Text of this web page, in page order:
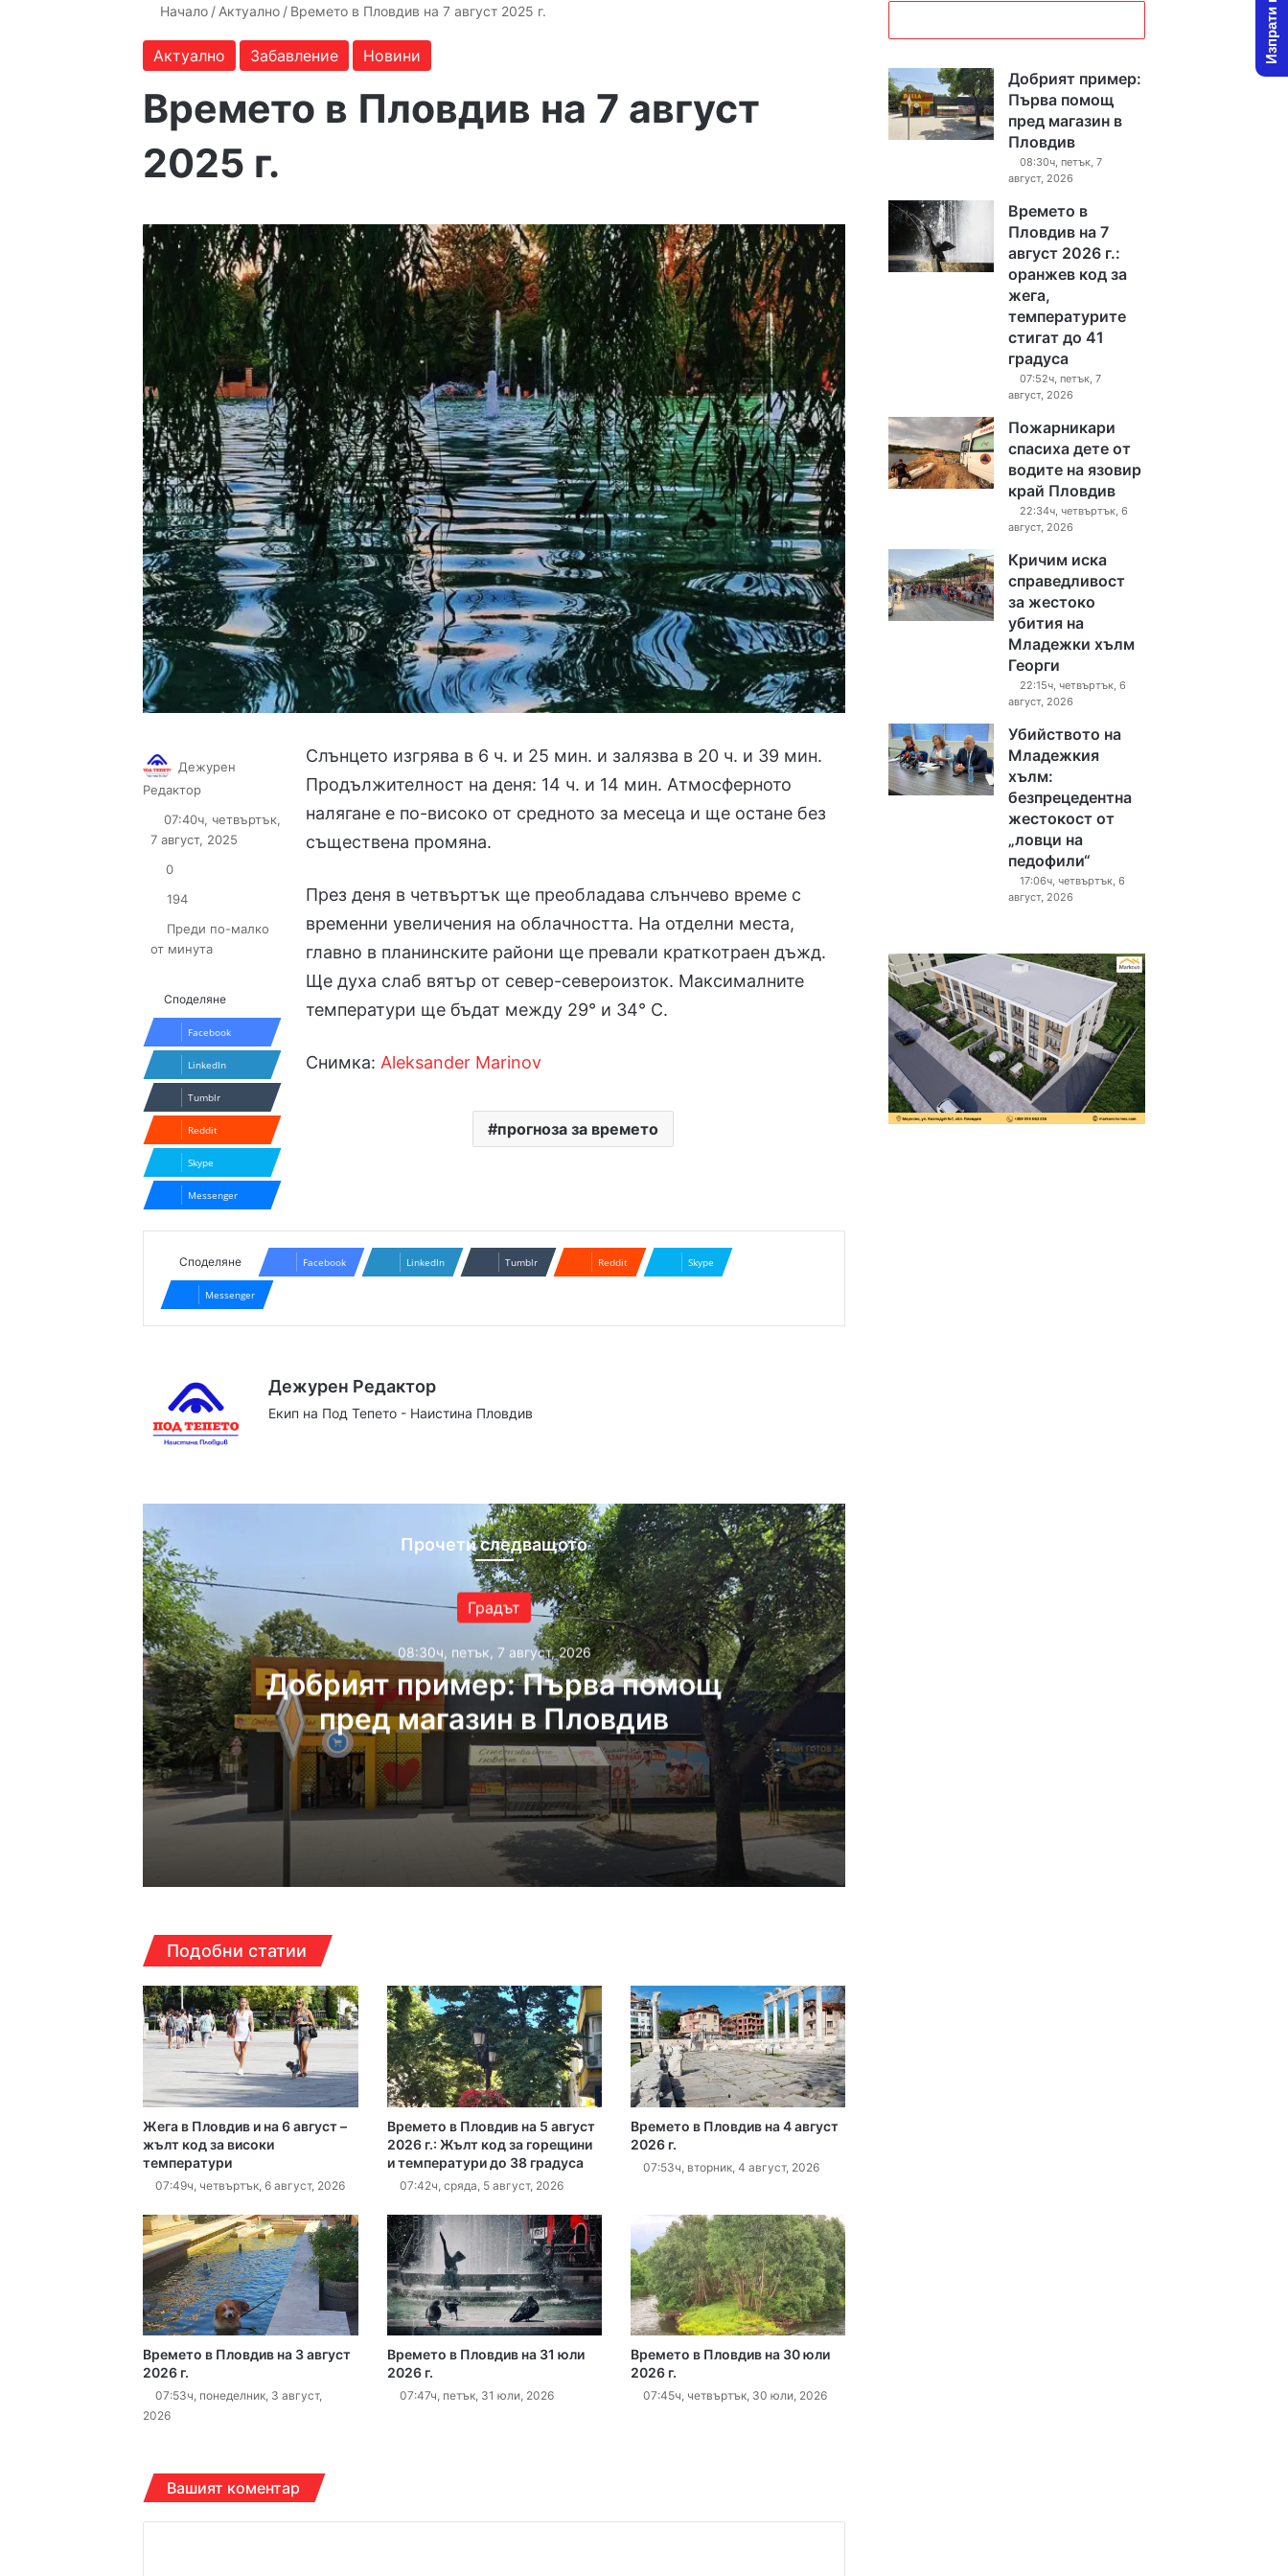
Начало / Актуално / Времето в Пловдив на 7 август 2025 г.
Актуално Забавление Новини
Времето в Пловдив на 7 август
2025 г.
Слънцето изгрява в 6 ч. и 25 мин. и залязва в 20 ч. и 39 мин.
Продължителност на деня: 14 ч. и 14 мин. Атмосферното
налягане е по-високо от средното за месеца и ще остане без
съществена промяна.
През деня в четвъртък ще преобладава слънчево време с
временни увеличения на облачността. На отделни места,
главно в планинските райони ще превали краткотраен дъжд.
Ще духа слаб вятър от север-североизток. Максималните
температури ще бъдат между 29° и 34° С.
Снимка: Aleksander Marinov
прогноза за времето
Дежурен
Редактор
X
email
07:40ч, четвъртък,
7 август, 2025
0
194
Преди по-малко
от минута
Споделяне
Facebook
LinkedIn
Tumblr
Reddit
Skype
Messenger
Споделяне Facebook LinkedIn Tumblr Reddit Skype
Messenger
Дежурен Редактор
Екип на Под Тепето - Наистина Пловдив
Прочети следващото
Градът
08:30ч, петък, 7 август, 2026
Добрият пример: Първа помощ
пред магазин в Пловдив
08:30ч, петък, 7 август, 2026
Добрият пример: Първа помощ пред магазин в Пловдив
22:34ч, четвъртък, 6 август, 2026
Пожарникари спасиха дете от водите на язовир край Пловдив
22:15ч, четвъртък, 6 август, 2026
Кричим иска справедливост за жестоко убития на Младежки хълм Георги
17:06ч, четвъртък, 6 август, 2026
Убийството на Младежкия хълм: безпрецедентна жестокост от „ловци на педофили“
16:40ч, четвъртък, 6 август, 2026
Подобни статии
Жега в Пловдив и на 6 август –
жълт код за високи
температури
07:49ч, четвъртък, 6 август, 2026
Времето в Пловдив на 5 август
2026 г.: Жълт код за горещини
и температури до 38 градуса
07:42ч, сряда, 5 август, 2026
Времето в Пловдив на 4 август
2026 г.
07:53ч, вторник, 4 август, 2026
Времето в Пловдив на 3 август
2026 г.
07:53ч, понеделник, 3 август,
2026
Времето в Пловдив на 31 юли
2026 г.
07:47ч, петък, 31 юли, 2026
Времето в Пловдив на 30 юли
2026 г.
07:45ч, четвъртък, 30 юли, 2026
Вашият коментар
Добрият пример:
Първа помощ
пред магазин в
Пловдив
08:30ч, петък, 7
август, 2026
Времето в
Пловдив на 7
август 2026 г.:
оранжев код за
жега,
температурите
стигат до 41
градуса
07:52ч, петък, 7
август, 2026
Пожарникари
спасиха дете от
водите на язовир
край Пловдив
22:34ч, четвъртък, 6
август, 2026
Кричим иска
справедливост
за жестоко
убития на
Младежки хълм
Георги
22:15ч, четвъртък, 6
август, 2026
Убийството на
Младежкия
хълм:
безпрецедентна
жестокост от
„ловци на
педофили“
17:06ч, четвъртък, 6
август, 2026